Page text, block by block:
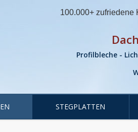
100.000+ zufriedene
Profilbleche -
STEGPLATTEN